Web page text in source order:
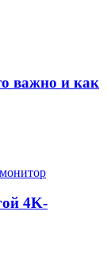
важно и как
4K-